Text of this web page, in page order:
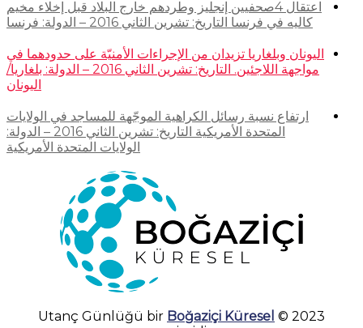
اعتقال 4صحفيين إنجليز وطردهم خارج البلاد قبل إخلاء مخيم
كاليه في فرنسا التاريخ: تشرين الثاني 2016 – الدولة: فرنسا
اليونان وبلغاريا تزيدان من الإجراءات الأمنيّة على حدودهما في
مواجهة اللاجئين. التاريخ: تشرين الثاني 2016 – الدولة: بلغاريا/
اليونان
ارتفاع نسبة رسائل الكراهية الموجّهة للمساجد في الولايات
المتحدة الأمريكية التاريخ: تشرين الثاني 2016 – الدولة:
الولايات المتحدة الأمريكية
2023 © Utanç Günlüğü bir
Boğaziçi Küresel